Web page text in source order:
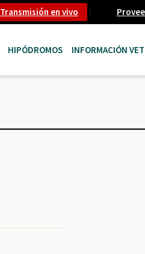
Transmisión en vivo
HIPÓDROMOS INFORMACIÓN